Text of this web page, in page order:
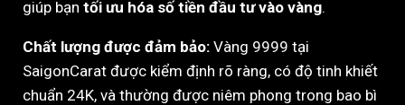
giúp bạn tối ưu hóa số tiền đầu tư vào vàng.
Chất lượng được đảm bảo: Vàng 9999 tại
SaigonCarat được kiểm định rõ ràng, có độ tinh khiết
chuẩn 24K, và thường được niêm phong trong bao bì